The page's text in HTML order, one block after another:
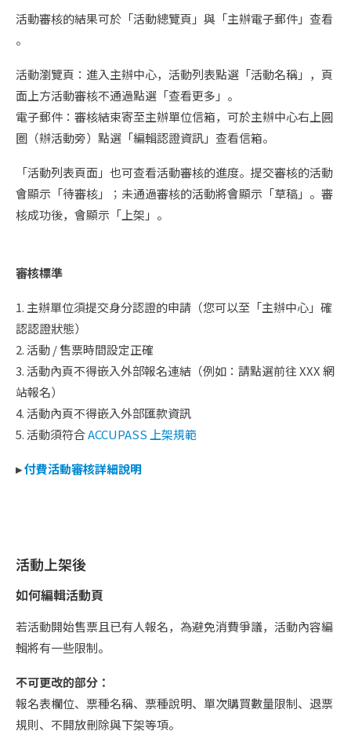
活動審核的結果可於「活動總覽頁」與「主辦電子郵件」查看
。
活動瀏覽頁：進入主辦中心，活動列表點選「活動名稱」，頁
面上方活動審核不通過點選「查看更多」。
電子郵件：審核結束寄至主辦單位信箱，可於主辦中心右上圓
圈（辦活動旁）點選「編輯認證資訊」查看信箱。
「活動列表頁面」也可查看活動審核的進度。提交審核的活動
會顯示「待審核」；未通過審核的活動將會顯示「草稿」。審
核成功後，會顯示「上架」。
審核標準
1. 主辦單位須提交身分認證的申請（您可以至「主辦中心」確
認認證狀態）
2. 活動 / 售票時間設定正確
3. 活動內頁不得嵌入外部報名連結（例如：請點選前往 XXX 網
站報名）
4. 活動內頁不得嵌入外部匯款資訊
5. 活動須符合ACCUPASS 上架規範
▸付費活動審核詳細說明
活動上架後
如何編輯活動頁
若活動開始售票且已有人報名，為避免消費爭議，活動內容編
輯將有一些限制。
不可更改的部分：
報名表欄位、票種名稱、票種說明、單次購買數量限制、退票
規則、不開放刪除與下架等項。